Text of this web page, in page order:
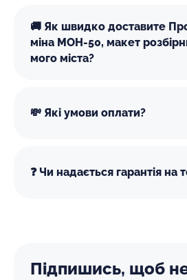
🚚 Як швидко доставите
міна МОН-50, макет
мого міста?
💸 Які умови оплати?
❓ Чи надається гарантія на
Підпишись, щоб